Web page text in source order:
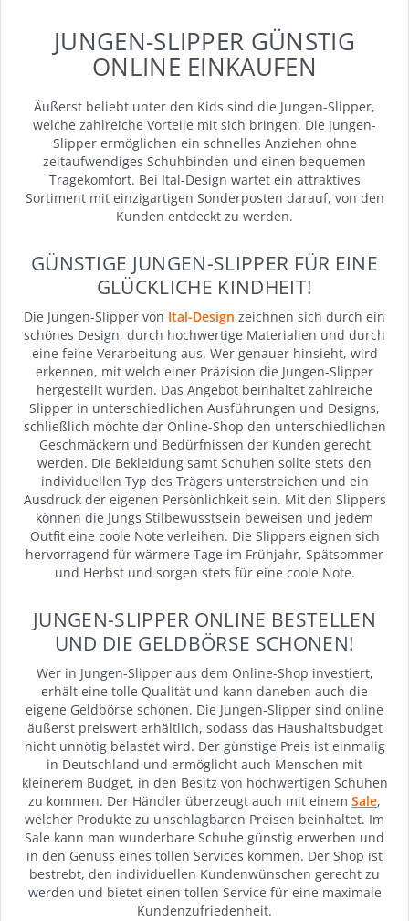
JUNGEN-SLIPPER GÜNSTIG
ONLINE EINKAUFEN
Äußerst beliebt unter den Kids sind die Jungen-Slipper,
welche zahlreiche Vorteile mit sich bringen. Die Jungen-
Slipper ermöglichen ein schnelles Anziehen ohne
zeitaufwendiges Schuhbinden und einen bequemen
Tragekomfort. Bei Ital-Design wartet ein attraktives
Sortiment mit einzigartigen Sonderposten darauf, von den
Kunden entdeckt zu werden.
GÜNSTIGE JUNGEN-SLIPPER FÜR EINE
GLÜCKLICHE KINDHEIT!
Die Jungen-Slipper von Ital-Design zeichnen sich durch ein
schönes Design, durch hochwertige Materialien und durch
eine feine Verarbeitung aus. Wer genauer hinsieht, wird
erkennen, mit welch einer Präzision die Jungen-Slipper
hergestellt wurden. Das Angebot beinhaltet zahlreiche
Slipper in unterschiedlichen Ausführungen und Designs,
schließlich möchte der Online-Shop den unterschiedlichen
Geschmäckern und Bedürfnissen der Kunden gerecht
werden. Die Bekleidung samt Schuhen sollte stets den
individuellen Typ des Trägers unterstreichen und ein
Ausdruck der eigenen Persönlichkeit sein. Mit den Slippers
können die Jungs Stilbewusstsein beweisen und jedem
Outfit eine coole Note verleihen. Die Slippers eignen sich
hervorragend für wärmere Tage im Frühjahr, Spätsommer
und Herbst und sorgen stets für eine coole Note.
JUNGEN-SLIPPER ONLINE BESTELLEN
UND DIE GELDBÖRSE SCHONEN!
Wer in Jungen-Slipper aus dem Online-Shop investiert,
erhält eine tolle Qualität und kann daneben auch die
eigene Geldbörse schonen. Die Jungen-Slipper sind online
äußerst preiswert erhältlich, sodass das Haushaltsbudget
nicht unnötig belastet wird. Der günstige Preis ist einmalig
in Deutschland und ermöglicht auch Menschen mit
kleinerem Budget, in den Besitz von hochwertigen Schuhen
zu kommen. Der Händler überzeugt auch mit einem Sale,
welcher Produkte zu unschlagbaren Preisen beinhaltet. Im
Sale kann man wunderbare Schuhe günstig erwerben und
in den Genuss eines tollen Services kommen. Der Shop ist
bestrebt, den individuellen Kundenwünschen gerecht zu
werden und bietet einen tollen Service für eine maximale
Kundenzufriedenheit.